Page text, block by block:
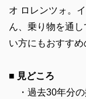
オ ロレンツォ。
ん、乗り物を通
い方にもおすすめ
■ 見どころ
・過去30年分の